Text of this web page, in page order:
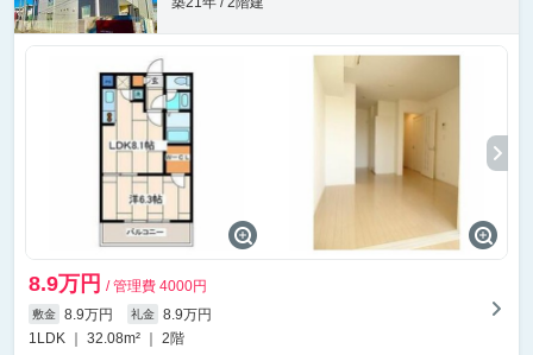
8.9万円 / 管理費 4000円
敷金 8.9万円 礼金
8.9万円
1LDK ｜ 32.08m² ｜ 2階